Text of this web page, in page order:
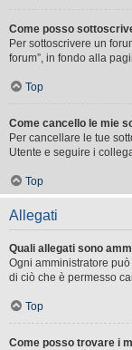
Come posso
Per sottoscrivere un
forum”, in fondo alla
Top
Come cancello le mie
Per cancellare le tue
Utente e seguire i
Top
Allegati
Quali allegati sono
Ogni amministratore
di ciò che è permesso
Top
Come posso trovare i